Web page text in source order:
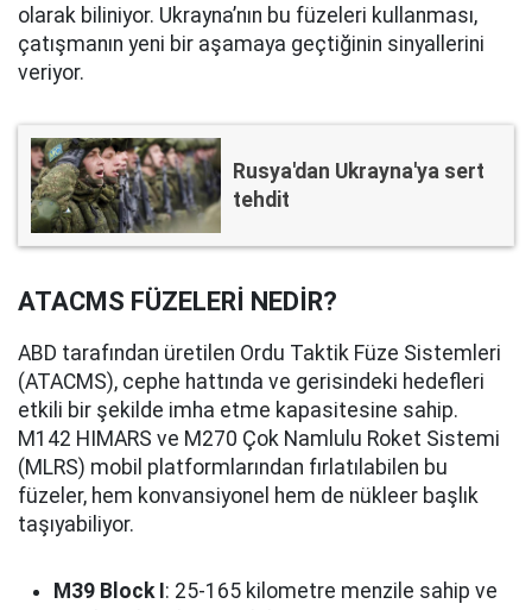
olarak biliniyor. Ukrayna’nın bu füzeleri kullanması,
çatışmanın yeni bir aşamaya geçtiğinin sinyallerini
veriyor.
Rusya'dan Ukrayna'ya sert
tehdit
ATACMS FÜZELERİ NEDİR?
ABD tarafından üretilen Ordu Taktik Füze Sistemleri
(ATACMS), cephe hattında ve gerisindeki hedefleri
etkili bir şekilde imha etme kapasitesine sahip.
M142 HIMARS ve M270 Çok Namlulu Roket Sistemi
(MLRS) mobil platformlarından fırlatılabilen bu
füzeler, hem konvansiyonel hem de nükleer başlık
taşıyabiliyor.
M39 Block I : 25-165 kilometre menzile sahip ve